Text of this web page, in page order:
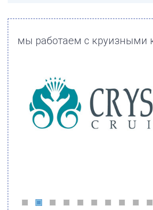
мы работаем с круизными